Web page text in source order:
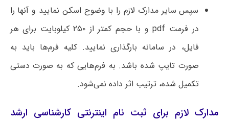
سپس سایر مدارک لازم را با وضوح اسکن نمایید و آنها را
در فرمت pdf و با حجم کمتر از ۲۵۰ کیلوبایت برای هر
فایل، در سامانه بارگذاری نمایید. کلیه فرم‌ها باید به
صورت تایپ شده باشد. به فرم‌هایی که به صورت دستی
تکمیل شده، ترتیب اثر داده نمی‌شود.
مدارک لازم برای ثبت نام اینترنتی کارشناسی ارشد